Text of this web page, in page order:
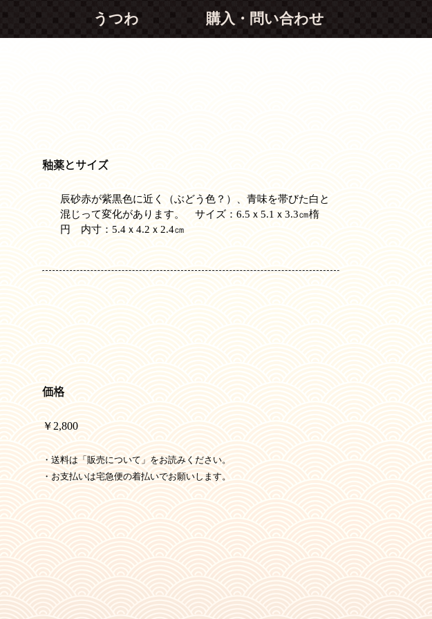
うつわ 購入・問い合わせ
釉薬とサイズ
辰砂赤が紫黒色に近く（ぶどう色？）、青味を帯びた白と
混じって変化があります。 サイズ：6.5ｘ5.1ｘ3.3㎝楕
円 内寸：5.4ｘ4.2ｘ2.4㎝
価格
￥2,800
・送料は「販売について」をお読みください。
・お支払いは宅急便の着払いでお願いします。